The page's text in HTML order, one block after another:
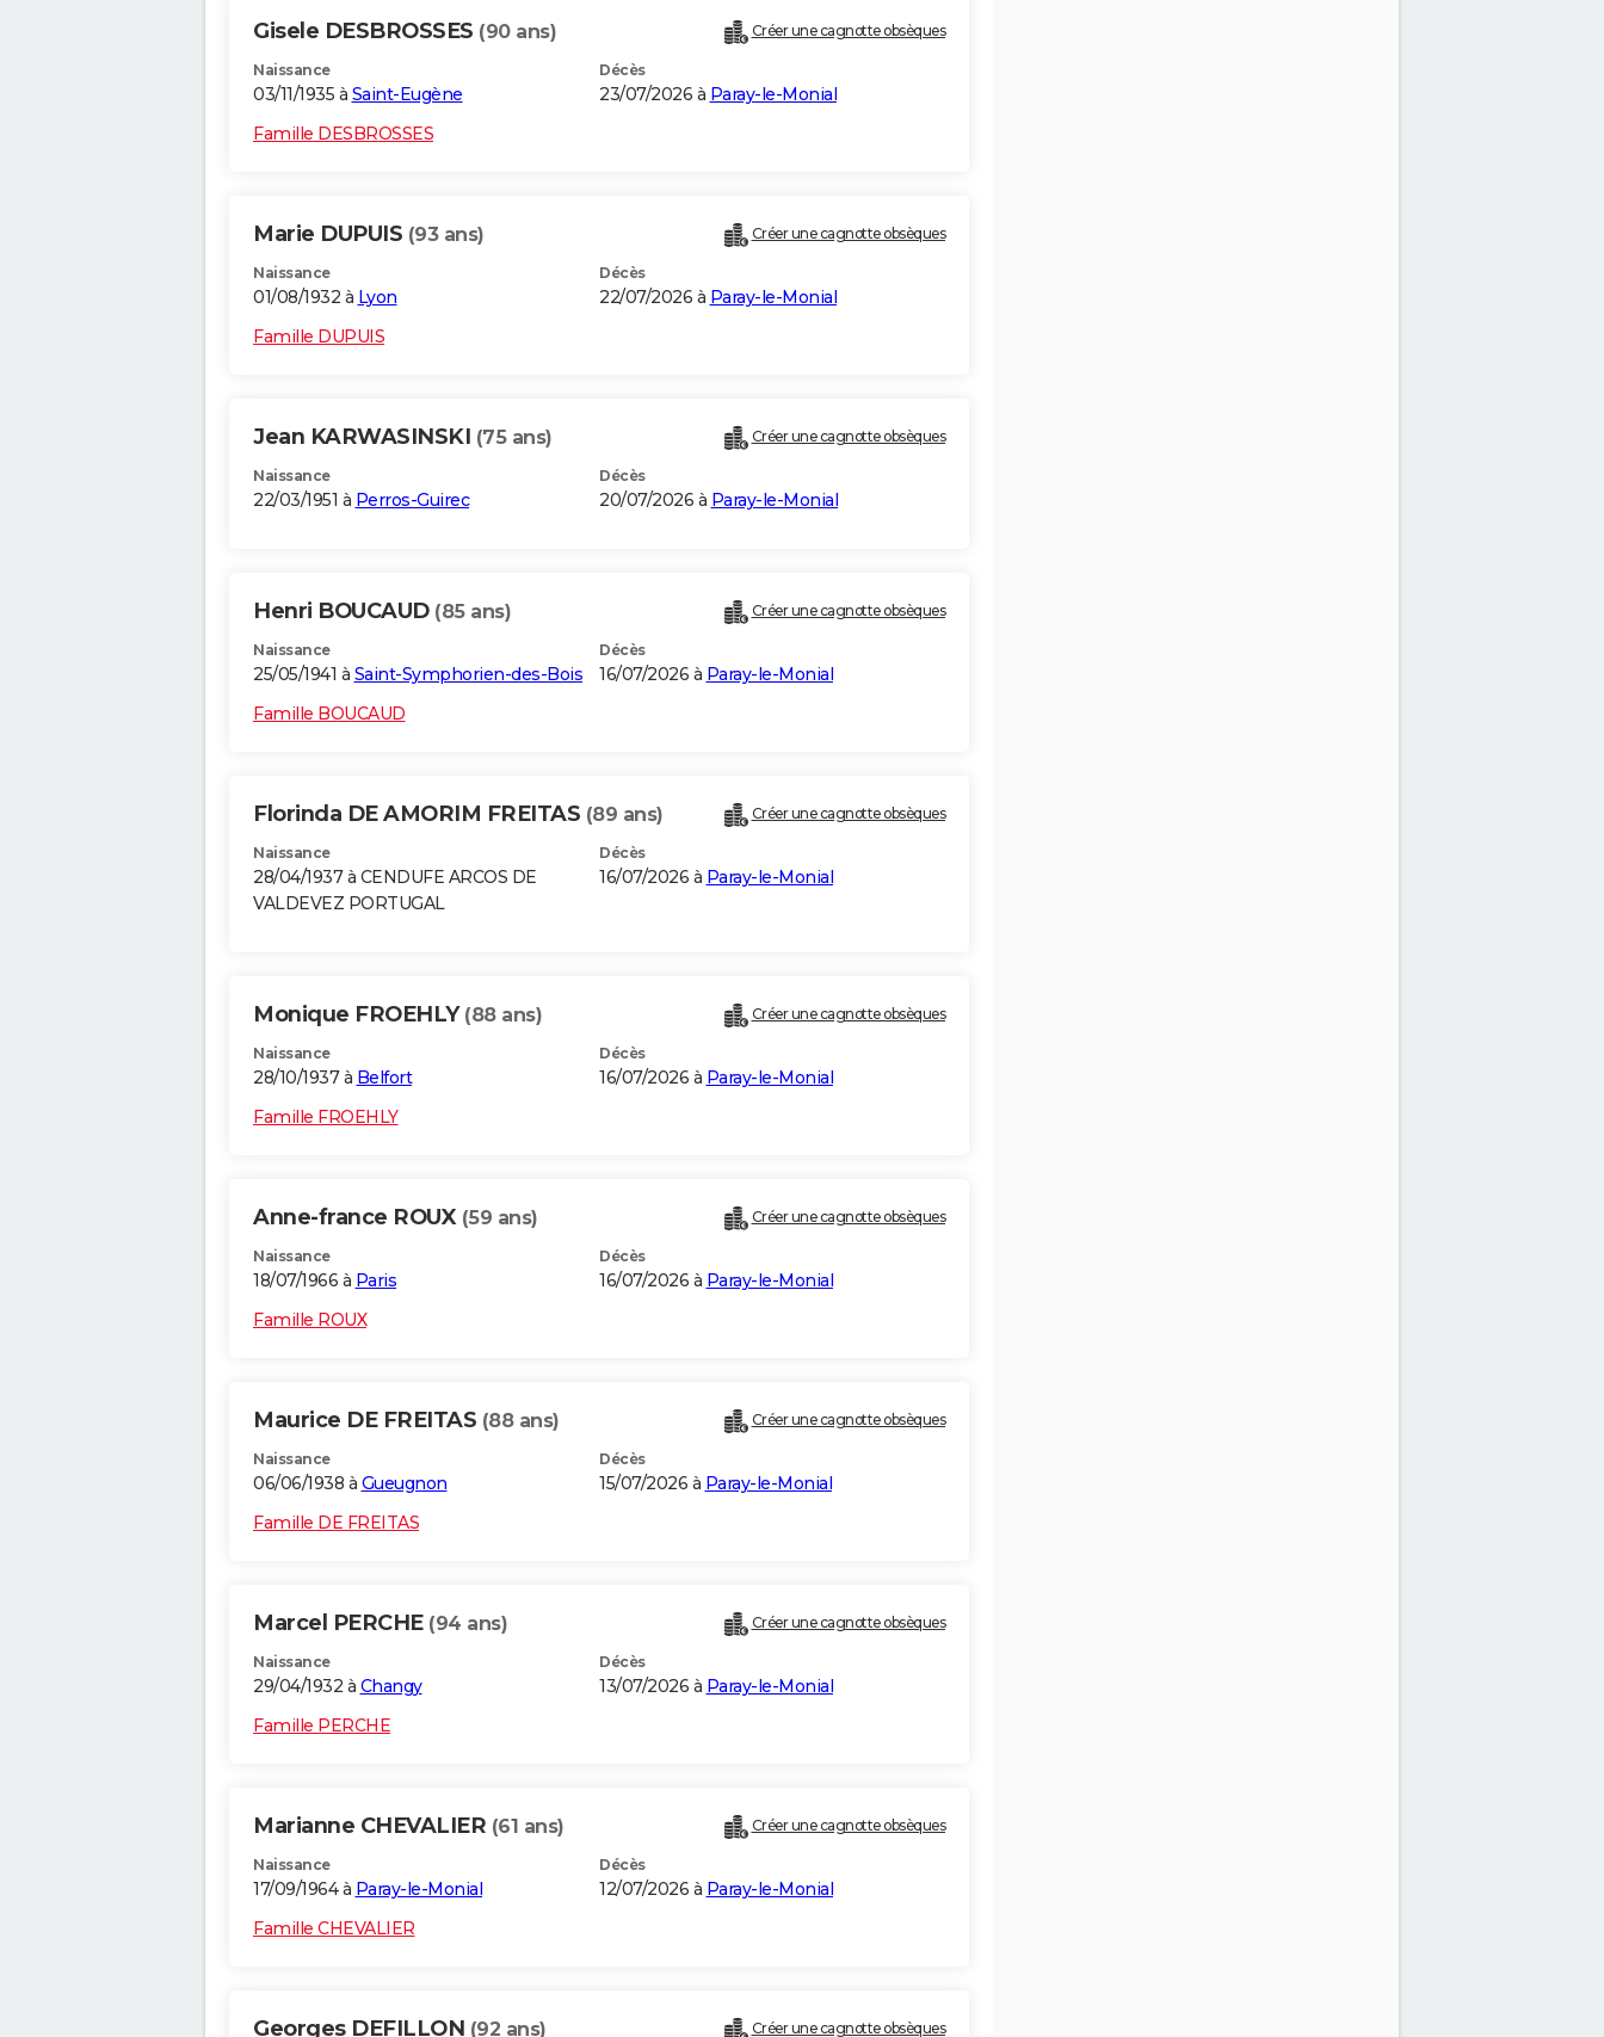
Gisele DESBROSSES (90 ans) Créer une cagnotte obsèques
Naissance
03/11/1935 à Saint-Eugène
Décès
23/07/2026 à Paray-le-Monial
Famille DESBROSSES
Marie DUPUIS (93 ans) Créer une cagnotte obsèques
Naissance
01/08/1932 à Lyon
Décès
22/07/2026 à Paray-le-Monial
Famille DUPUIS
Jean KARWASINSKI (75 ans) Créer une cagnotte obsèques
Naissance
22/03/1951 à Perros-Guirec
Décès
20/07/2026 à Paray-le-Monial
Henri BOUCAUD (85 ans) Créer une cagnotte obsèques
Naissance
25/05/1941 à Saint-Symphorien-des-Bois
Décès
16/07/2026 à Paray-le-Monial
Famille BOUCAUD
Florinda DE AMORIM FREITAS (89 ans) Créer une cagnotte obsèques
Naissance
28/04/1937 à CENDUFE ARCOS DE
VALDEVEZ PORTUGAL
Décès
16/07/2026 à Paray-le-Monial
Monique FROEHLY (88 ans) Créer une cagnotte obsèques
Naissance
28/10/1937 à Belfort
Décès
16/07/2026 à Paray-le-Monial
Famille FROEHLY
Anne-france ROUX (59 ans) Créer une cagnotte obsèques
Naissance
18/07/1966 à Paris
Décès
16/07/2026 à Paray-le-Monial
Famille ROUX
Maurice DE FREITAS (88 ans) Créer une cagnotte obsèques
Naissance
06/06/1938 à Gueugnon
Décès
15/07/2026 à Paray-le-Monial
Famille DE FREITAS
Marcel PERCHE (94 ans) Créer une cagnotte obsèques
Naissance
29/04/1932 à Changy
Décès
13/07/2026 à Paray-le-Monial
Famille PERCHE
Marianne CHEVALIER (61 ans) Créer une cagnotte obsèques
Naissance
17/09/1964 à Paray-le-Monial
Décès
12/07/2026 à Paray-le-Monial
Famille CHEVALIER
Georges DEFILLON (92 ans) Créer une cagnotte obsèques